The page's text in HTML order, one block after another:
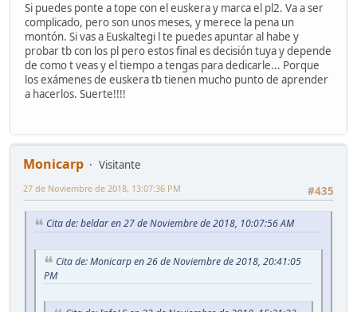
Si puedes ponte a tope con el euskera y marca el pl2. Va a ser
complicado, pero son unos meses, y merece la pena un
montón. Si vas a Euskaltegi l te puedes apuntar al habe y
probar tb con los pl pero estos final es decisión tuya y depende
de como t veas y el tiempo a tengas para dedicarle... Porque
los exámenes de euskera tb tienen mucho punto de aprender
a hacerlos. Suerte!!!!
Monicarp
Visitante
#435
27 de Noviembre de 2018, 13:07:36 PM
Cita de: beldar en 27 de Noviembre de 2018, 10:07:56 AM
Cita de: Monicarp en 26 de Noviembre de 2018, 20:41:05
PM